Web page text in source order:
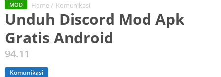
MOD Home / Komunikasi
Unduh Discord Mod Apk
Gratis Android
94.11
Komunikasi